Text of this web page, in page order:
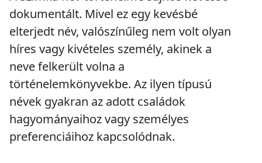
dokumentált. Mivel ez egy kevésbé
elterjedt név, valószínűleg nem volt olyan
híres vagy kivételes személy, akinek a
neve felkerült volna a
történelemkönyvekbe. Az ilyen típusú
névek gyakran az adott családok
hagyományaihoz vagy személyes
preferenciáihoz kapcsolódnak.